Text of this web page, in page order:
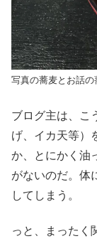
写真の蕎麦とお話の
ブログ主は、こ
げ、イカ天等）
か、とにかく油
がないのだ。体
してしまう。
っと、まったく